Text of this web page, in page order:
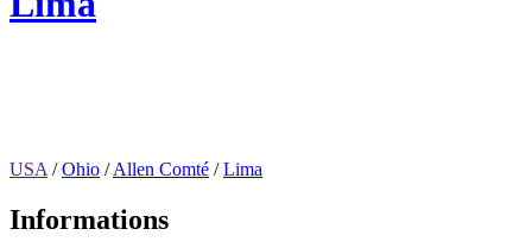
USA /Ohio /Allen Comté /Lima
Informations